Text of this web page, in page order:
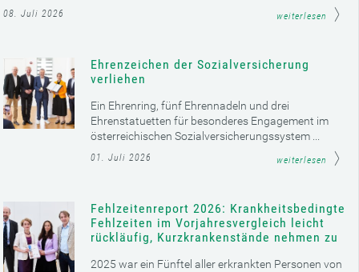
08. Juli 2026 weiterlesen
Ehrenzeichen der Sozialversicherung
verliehen
Ein Ehrenring, fünf Ehrennadeln und drei
Ehrenstatuetten für besonderes Engagement im
österreichischen Sozialversicherungssystem ...
01. Juli 2026 weiterlesen
Fehlzeitenreport 2026: Krankheitsbedingte
Fehlzeiten im Vorjahresvergleich leicht
rückläufig, Kurzkrankenstände nehmen zu
2025 war ein Fünftel aller erkrankten Personen von